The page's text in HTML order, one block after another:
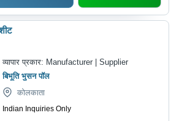
व्यापार प्रकार: Manufacturer | Supplier
बिभूति भुसन पॉल
कोलकाता
Indian Inquiries Only